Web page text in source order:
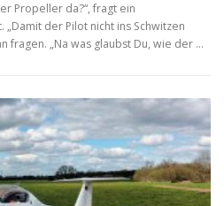
Propeller da?“, fragt ein
der Pilot nicht ins Schwitzen
fragen. „Na was glaubst Du, wie der …